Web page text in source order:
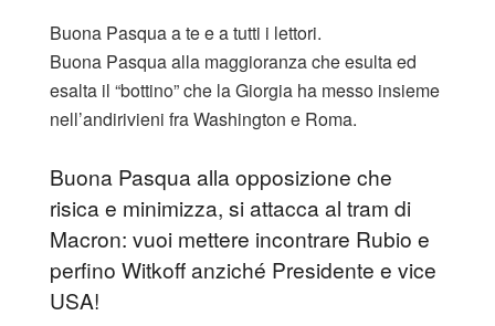
Buona Pasqua a te e a tutti i lettori.
Buona Pasqua alla maggioranza che esulta ed
esalta il “bottino” che la Giorgia ha messo insieme
nell’andirivieni fra Washington e Roma.
Buona Pasqua alla opposizione che
risica e minimizza, si attacca al tram di
Macron: vuoi mettere incontrare Rubio e
perfino Witkoff anziché Presidente e vice
USA!